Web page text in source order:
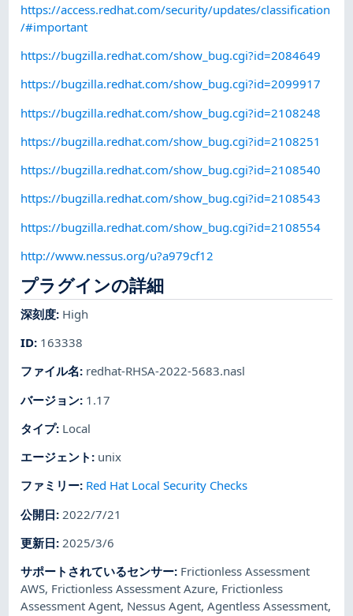
https://access.redhat.com/security/updates/classification
/#important
https://bugzilla.redhat.com/show_bug.cgi?id=2084649
https://bugzilla.redhat.com/show_bug.cgi?id=2099917
https://bugzilla.redhat.com/show_bug.cgi?id=2108248
https://bugzilla.redhat.com/show_bug.cgi?id=2108251
https://bugzilla.redhat.com/show_bug.cgi?id=2108540
https://bugzilla.redhat.com/show_bug.cgi?id=2108543
https://bugzilla.redhat.com/show_bug.cgi?id=2108554
http://www.nessus.org/u?a979cf12
プラグインの詳細
深刻度: High
ID: 163338
ファイル名: redhat-RHSA-2022-5683.nasl
バージョン: 1.17
タイプ: Local
エージェント : unix
ファミリー: Red Hat Local Security Checks
公開日: 2022/7/21
更新日: 2025/3/6
サポートされているセンサー: Frictionless Assessment
AWS, Frictionless Assessment Azure, Frictionless
Assessment Agent, Nessus Agent,Agentless Assessment,